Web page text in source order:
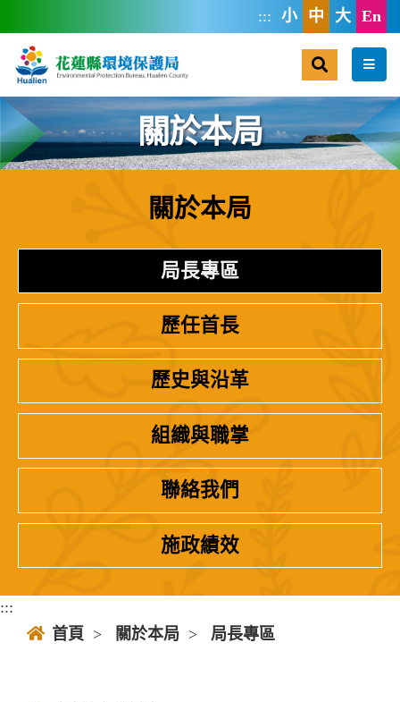
::: 小 中 大 En
選單
關於本局
關於本局
局長專區
歷任首長
歷史與沿革
組織與職掌
聯絡我們
施政績效
:::
首頁 > 關於本局 > 局長專區